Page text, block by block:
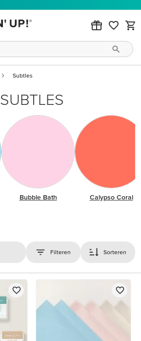
Subtles
SUBTLES
Bubble Bath Calypso Coral
Filteren Sorteren